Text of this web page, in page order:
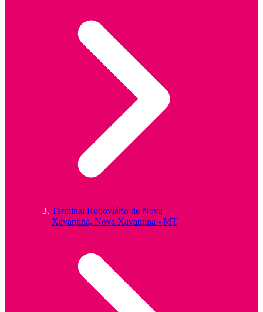
Terminal Rodoviário de Nova
Xavantina, Nova Xavantina - MT